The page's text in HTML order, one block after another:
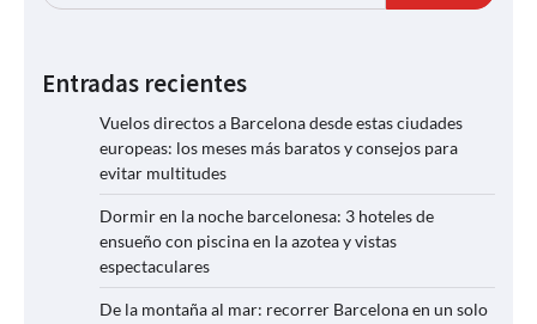
Entradas recientes
Vuelos directos a Barcelona desde estas ciudades
europeas: los meses más baratos y consejos para
evitar multitudes
Dormir en la noche barcelonesa: 3 hoteles de
ensueño con piscina en la azotea y vistas
espectaculares
De la montaña al mar: recorrer Barcelona en un solo